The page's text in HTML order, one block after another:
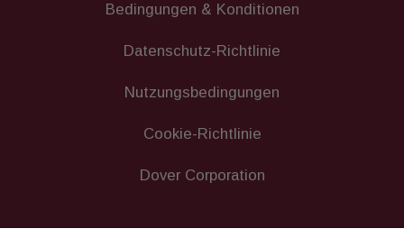
Bedingungen & Konditionen
Datenschutz-Richtlinie
Nutzungsbedingungen
Cookie-Richtlinie
Dover Corporation